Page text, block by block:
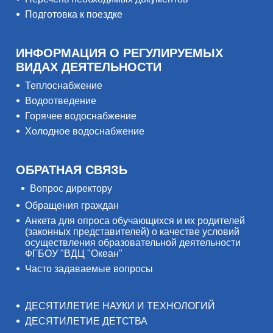
Подготовка к поездке
ИНФОРМАЦИЯ О РЕГУЛИРУЕМЫХ
ВИДАХ ДЕЯТЕЛЬНОСТИ
Теплоснабжение
Водоотведение
Горячее водоснабжение
Холодное водоснабжение
ОБРАТНАЯ СВЯЗЬ
Вопрос директору
Обращения граждан
Анкета для опроса обучающихся и их родителей
(законных представителей) о качестве условий
осуществления образовательной деятельности
ФГБОУ "ВДЦ "Океан"
Часто задаваемые вопросы
ДЕСЯТИЛЕТИЕ НАУКИ И ТЕХНОЛОГИЙ
ДЕСЯТИЛЕТИЕ ДЕТСТВА